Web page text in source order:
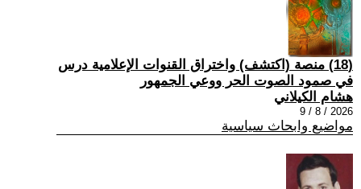
(18) منصة (اكتشف) واختراق القنوات الإعلامية درس
في صمود الصوت الحر ووعي الجمهور
هشام الكيلاني
2026 / 8 / 9
مواضيع وابحاث سياسية